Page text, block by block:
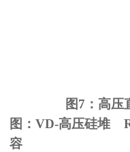
图7 ：高
图：VD-高压硅堆
容